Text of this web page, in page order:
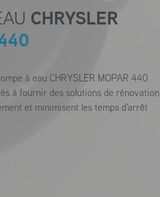
CHRYSLER
à eau CHRYSLER MOPAR 440
à fournir des solutions de rénovation
et minimisent les temps d'arrêt